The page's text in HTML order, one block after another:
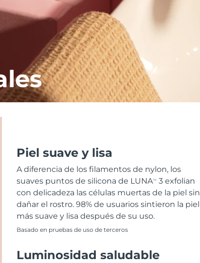
Piel suave y lisa
A diferencia de los filamentos de nylon, los
suaves puntos de silicona de LUNATM
3 exfolian
con delicadeza las células muertas de la piel sin
dañar el rostro. 98% de usuarios sintieron la piel
más suave y lisa después de su uso.
Basado en pruebas de uso de terceros
Luminosidad saludable